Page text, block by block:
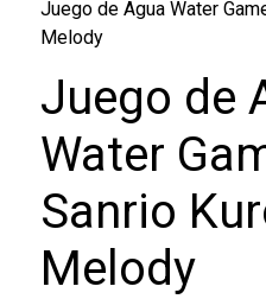
Juego de Agua Water
Melody
Juego de
Water
Sanrio
Melody